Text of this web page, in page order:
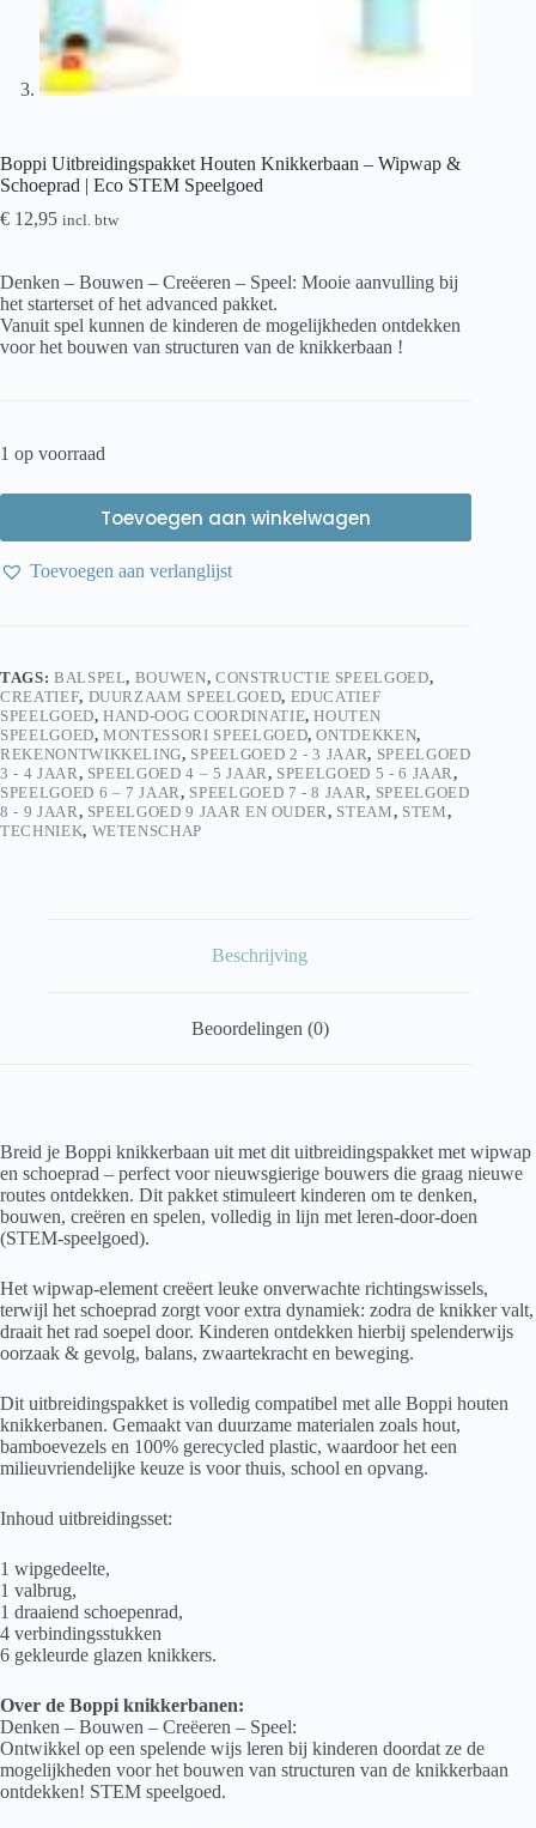
Boppi Uitbreidingspakket Houten Knikkerbaan – Wipwap &
Schoeprad | Eco STEM Speelgoed
€ 12,95 incl. btw
Denken – Bouwen – Creëeren – Speel: Mooie aanvulling bij
het starterset of het advanced pakket.
​Vanuit spel kunnen de kinderen de mogelijkheden ontdekken
voor het bouwen van structuren van de knikkerbaan !
1 op voorraad
Toevoegen aan winkelwagen
Toevoegen aan verlanglijst
TAGS: BALSPEL, BOUWEN, CONSTRUCTIE SPEELGOED,
CREATIEF, DUURZAAM SPEELGOED, EDUCATIEF
SPEELGOED,HAND-OOG COORDINATIE,HOUTEN
SPEELGOED,MONTESSORI SPEELGOED,ONTDEKKEN,
REKENONTWIKKELING, SPEELGOED 2 - 3 JAAR, SPEELGOED
3 - 4 JAAR, SPEELGOED 4 – 5 JAAR, SPEELGOED 5 - 6 JAAR,
SPEELGOED 6 – 7 JAAR, SPEELGOED 7 - 8 JAAR, SPEELGOED
8 - 9 JAAR, SPEELGOED 9 JAAR EN OUDER, STEAM, STEM,
TECHNIEK, WETENSCHAP
Beschrijving
Beoordelingen (0)
Breid je Boppi knikkerbaan uit met dit uitbreidingspakket met wipwap
en schoeprad – perfect voor nieuwsgierige bouwers die graag nieuwe
routes ontdekken. Dit pakket stimuleert kinderen om te denken,
bouwen, creëren en spelen, volledig in lijn met leren-door-doen
(STEM-speelgoed).
Het wipwap-element creëert leuke onverwachte richtingswissels,
terwijl het schoeprad zorgt voor extra dynamiek: zodra de knikker valt,
draait het rad soepel door. Kinderen ontdekken hierbij spelenderwijs
oorzaak & gevolg, balans, zwaartekracht en beweging.
Dit uitbreidingspakket is volledig compatibel met alle Boppi houten
knikkerbanen. Gemaakt van duurzame materialen zoals hout,
bamboevezels en 100% gerecycled plastic, waardoor het een
milieuvriendelijke keuze is voor thuis, school en opvang.
Inhoud uitbreidingsset:
1 wipgedeelte,
1 valbrug,
1 draaiend schoepenrad,
4 verbindingsstukken
6 gekleurde glazen knikkers.
Over de Boppi knikkerbanen:
Denken – Bouwen – Creëeren – Speel:
​Ontwikkel op een spelende wijs leren bij kinderen doordat ze de
mogelijkheden voor het bouwen van structuren van de knikkerbaan
ontdekken! STEM speelgoed.